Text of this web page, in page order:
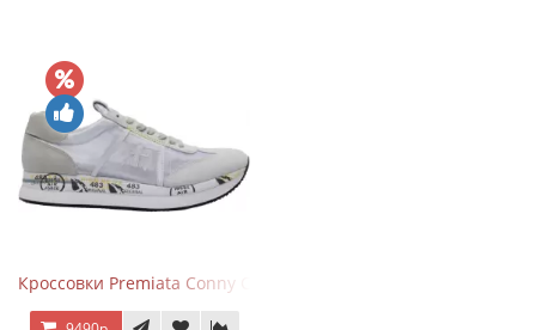
Кроссовки Premiata Conny Combi Grey